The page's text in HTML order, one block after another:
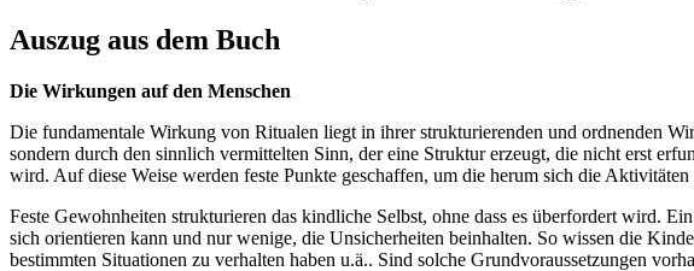
Auszug aus dem Buch
Die Wirkungen auf den Menschen
Die fundamentale Wirkung von Ritualen liegt in ihrer strukturierenden und ordnenden
sondern durch den sinnlich vermittelten Sinn, der eine Struktur erzeugt, die nicht erst
wird. Auf diese Weise werden feste Punkte geschaffen, um die herum sich die
Feste Gewohnheiten strukturieren das kindliche Selbst, ohne dass es überfordert wird.
sich orientieren kann und nur wenige, die Unsicherheiten beinhalten. So wissen die
bestimmten Situationen zu verhalten haben u.ä.. Sind solche Grundvoraussetzungen